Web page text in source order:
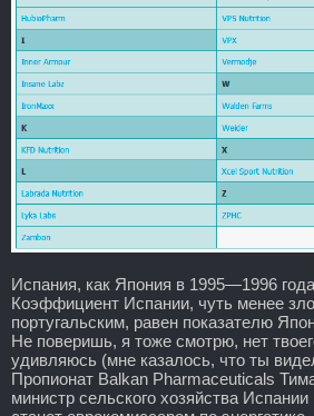
Испания, как Япония в 1995—1996
Коэффициент Испании, чуть менее
португальским, равен показателю
Не поверишь, я тоже смотрю, нет
удивляюсь (мне казалось, что ты
Пропионат Balkan Pharmaceuticals
министр сельского хозяйства